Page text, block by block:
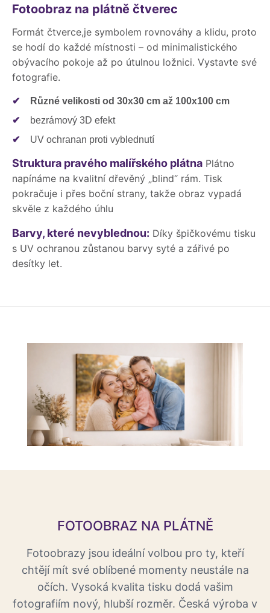
Fotoobraz na plátně čtverec
Formát čtverce,je symbolem rovnováhy a klidu, proto
se hodí do každé místnosti – od minimalistického
obývacího pokoje až po útulnou ložnici. Vystavte své
fotografie.
✔
Různé velikosti od 30x30 cm až 100x100 cm
✔
bezrámový 3D efekt
✔
UV ochranan proti vyblednutí
Struktura pravého malířského plátna Plátno
napínáme na kvalitní dřevěný „blind“ rám. Tisk
pokračuje i přes boční strany, takže obraz vypadá
skvěle z každého úhlu
Barvy, které nevyblednou: Díky špičkovému tisku
s UV ochranou zůstanou barvy syté a zářivé po
desítky let.
FOTOOBRAZ NA PLÁTNĚ
Fotoobrazy jsou ideální volbou pro ty, kteří
chtějí mít své oblíbené momenty neustále na
očích. Vysoká kvalita tisku dodá vašim
fotografiím nový, hlubší rozměr. Česká výroba v